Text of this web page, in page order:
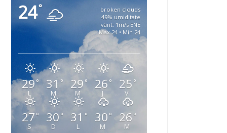
24°
broken clouds
49% umiditate
vânt: 1m/s ENE
Max 24 • Min 24
29°
L
31 °
M
29 °
M
26 °
J
25 °
V
27°
S
30 °
D
31 °
L
30 °
M
26 °
M